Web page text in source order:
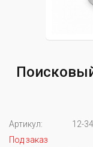
Артикул:
12-
Под заказ